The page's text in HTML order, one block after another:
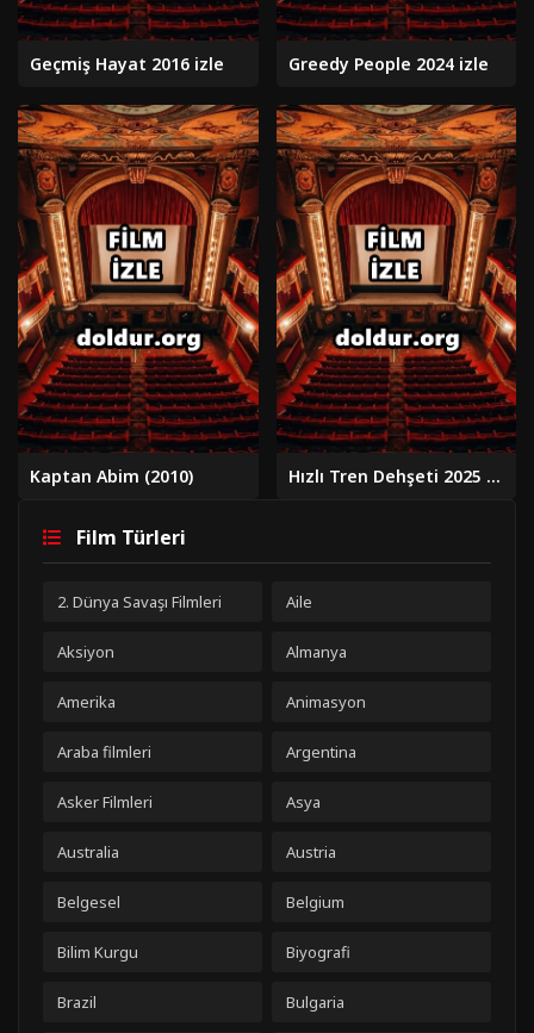
Geçmiş Hayat 2016 izle Greedy People 2024 izle
Kaptan Abim (2010) Hızlı Tren Dehşeti 2025 izle
Film Türleri
2. Dünya Savaşı Filmleri Aile
Aksiyon Almanya
Amerika Animasyon
Araba filmleri Argentina
Asker Filmleri Asya
Australia Austria
Belgesel Belgium
Bilim Kurgu Biyografi
Brazil Bulgaria